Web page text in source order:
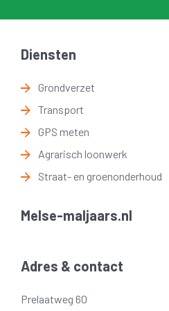
Diensten
Grondverzet
Transport
GPS meten
Agrarisch loonwerk
Straat- en groenonderhoud
Melse-maljaars.nl
Adres & contact
Prelaatweg 60